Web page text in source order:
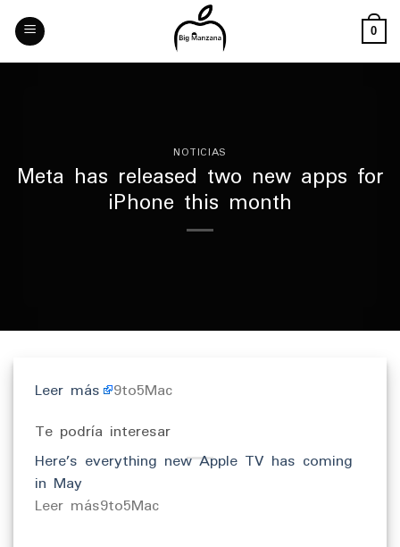
Skip
content
0
NOTICIAS
Meta has released two new apps for
iPhone this month
Leer más 9to5Mac
Te podría interesar
Here’s everything new Apple TV has coming
in May
​Leer más9to5Mac